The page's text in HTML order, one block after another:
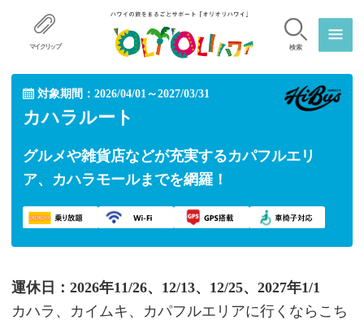
マイクリップ 検索
対象期間：2026/04/01～2027/03/31
カハラルート
グルメや雑貨店などが充実するカパフルエリ
ア、カハラモールまでを網羅！
運休日：2026年11/26、12/13、12/25、2027年1/1
カハラ、カイムキ、カパフルエリアに行くならこち